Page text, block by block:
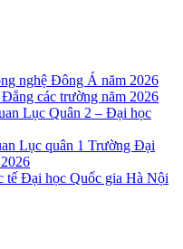
nghệ Đông Á năm 2026
các trường năm 2026
Lục Quân 2 – Đại học
Lục quân 1 Trường Đại
tế Đại học Quốc gia Hà Nội